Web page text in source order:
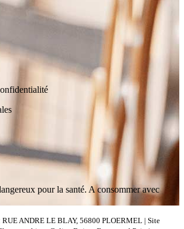
pour la santé. A consommer avec
ANDRE LE BLAY, 56800 PLOERMEL | Site